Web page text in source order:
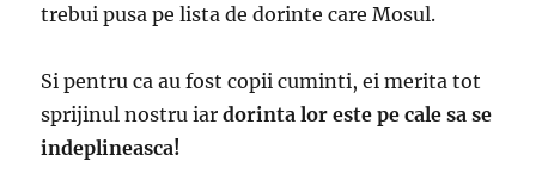
trebui pusa pe lista de dorinte care Mosul.
Si pentru ca au fost copii cuminti, ei merita tot
sprijinul nostru iardorinta lor este pe cale sa se
indeplineasca!